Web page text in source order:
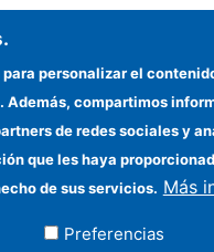
personalizar el
compartimos
de redes sociales y
que les haya
de sus servicios. Más
Preferencias